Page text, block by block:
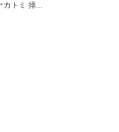
カトミ 排...